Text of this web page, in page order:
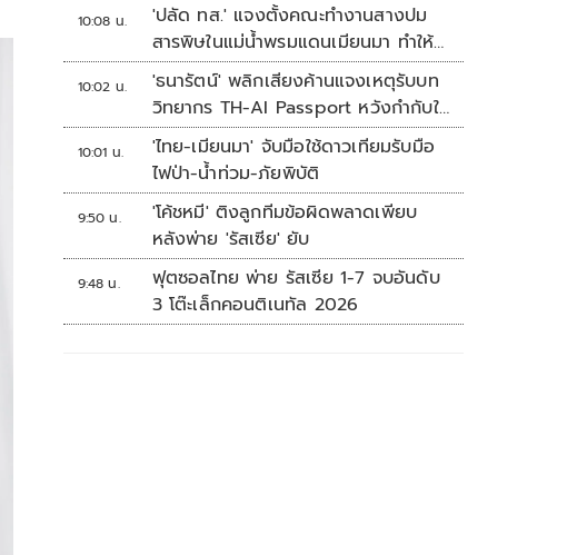
10:08 น.
'ปลัด ทส.' แจงตั้งคณะทำงานสางปม
สารพิษในแม่น้ำพรมแดนเมียนมา ทำให้
แก้ปัญหารวดเร็ว
10:02 น.
'ธนารัตน์' พลิกเสียงค้านแจงเหตุรับบท
วิทยากร TH-AI Passport หวังกำกับใช้
งบเหมาะสม ชูจุดเด่นคนไทยได้ใช้ AI
ระดับโปร ลดเหลื่อมล้ำทางเทคโนโลยี
เซฟงบไปกว่า900ล้าน เชื่อหากใช้เต็มที่
เอกชนขาดทุนย่อยยับ
10:01 น.
'ไทย-เมียนมา' จับมือใช้ดาวเทียมรับมือ
ไฟป่า-น้ำท่วม-ภัยพิบัติ
9:50 น.
'โค้ชหมี' ติงลูกทีมข้อผิดพลาดเพียบ
หลังพ่าย 'รัสเซีย' ยับ
9:48 น.
ฟุตซอลไทย พ่าย รัสเซีย 1-7 จบอันดับ
3 โต๊ะเล็กคอนติเนทัล 2026